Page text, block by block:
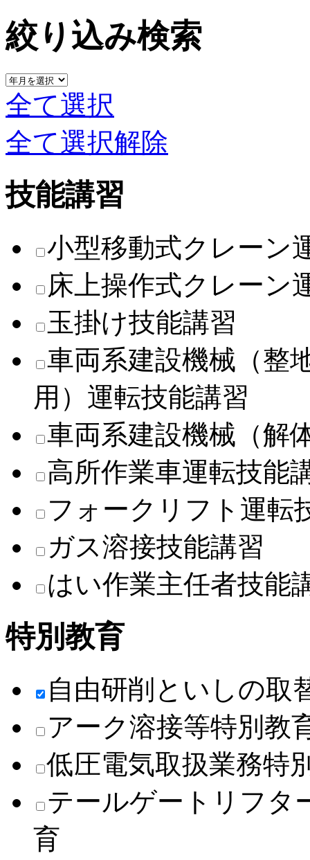
絞り込み検索
全て選択
全て選択解除
技能講習
小型移動式クレーン
床上操作式クレーン
玉掛け技能講習
車両系建設機械（整
用）運転技能講習
車両系建設機械（解
高所作業車運転技能
フォークリフト運転
ガス溶接技能講習
はい作業主任者技能
特別教育
自由研削といしの取
アーク溶接等特別教
低圧電気取扱業務特
テールゲートリフタ
育